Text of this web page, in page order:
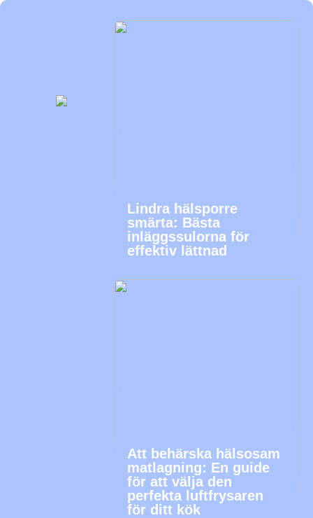
Lindra hälsporre
smärta: Bästa
inläggssulorna för
effektiv lättnad
Att behärska hälsosam
matlagning: En guide
för att välja den
perfekta luftfrysaren
för ditt kök